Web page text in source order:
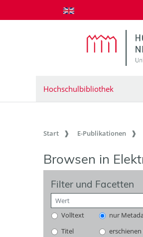
zum Inhalt springen
Hochschulbibliothek
Start E-Publikationen
Browsen in
Filter und Facetten
Volltext
nur
Titel
erschienen